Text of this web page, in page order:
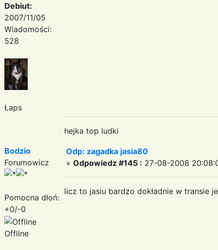
Debiut:
2007/11/05
Wiadomości:
528
Łaps
hejka top ludki
Bodzio
Forumowicz
Pomocna dłoń:
+0/-0
Offline
Odp: zagadka jasia80
« Odpowiedz #145 : 27-08-2008
licz to jasiu bardzo dokładnie w transie